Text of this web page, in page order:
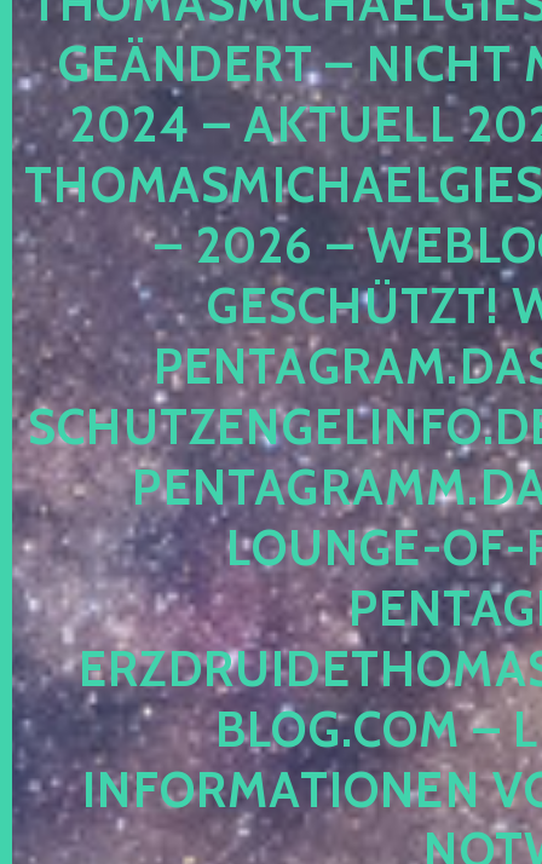
GEÄNDERT – NICHT
2024 – AKTUELL
– 2026 –
ESCHÜTZT!
OUNGE-OF-
LOG.COM –
NFORMATIONEN